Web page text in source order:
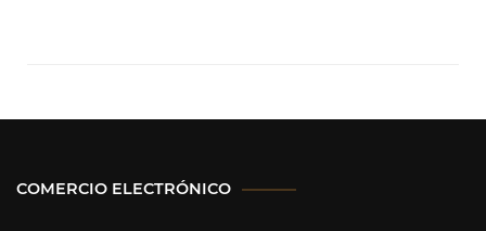
COMERCIO ELECTRÓNICO